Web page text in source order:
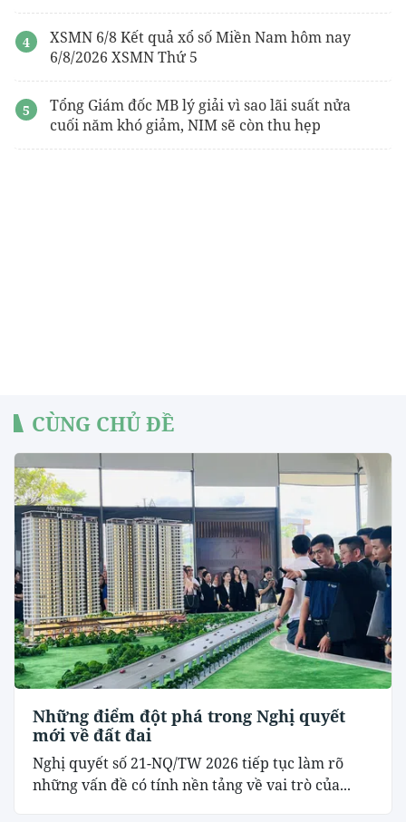
XSMN 6/8 Kết quả xổ số Miền Nam hôm nay
6/8/2026 XSMN Thứ 5
Tổng Giám đốc MB lý giải vì sao lãi suất nửa
cuối năm khó giảm, NIM sẽ còn thu hẹp
CÙNG CHỦ ĐỀ
Những điểm đột phá trong Nghị quyết
mới về đất đai
Nghị quyết số 21-NQ/TW 2026 tiếp tục làm rõ
những vấn đề có tính nền tảng về vai trò của...